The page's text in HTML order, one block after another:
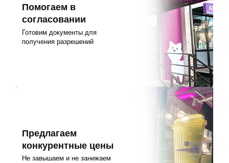
Помогаем в
согласовании
Готовим документы для
получения разрешений
Предлагаем
конкурентные цены
Не завышаем и не занижаем